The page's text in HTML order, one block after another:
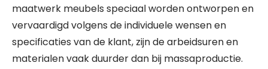
maatwerk meubels speciaal worden ontworpen en
vervaardigd volgens de individuele wensen en
specificaties van de klant, zijn de arbeidsuren en
materialen vaak duurder dan bij massaproductie.